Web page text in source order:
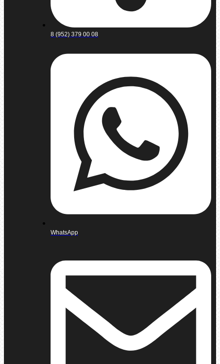
8 (952) 379 00 08
WhatsApp